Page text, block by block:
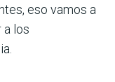
eso vamos a
a los